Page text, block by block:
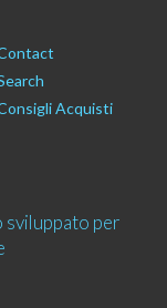
Acquisti
sviluppato per